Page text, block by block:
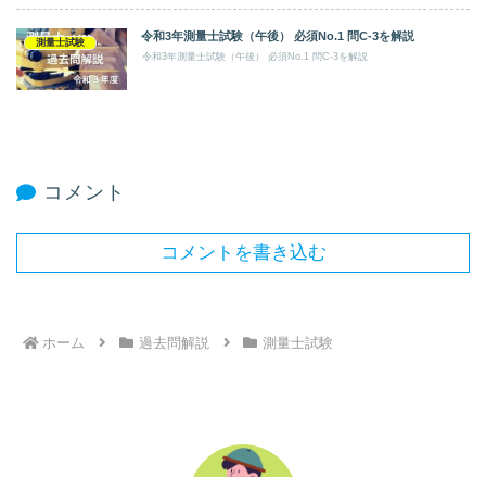
測量士試験
令和3年測量士試験（午後） 必須No.1 問C-3を解説
令和3年測量士試験（午後） 必須No.1 問C-3を解説
コメント
コメントを書き込む
ホーム 過去問解説 測量士試験